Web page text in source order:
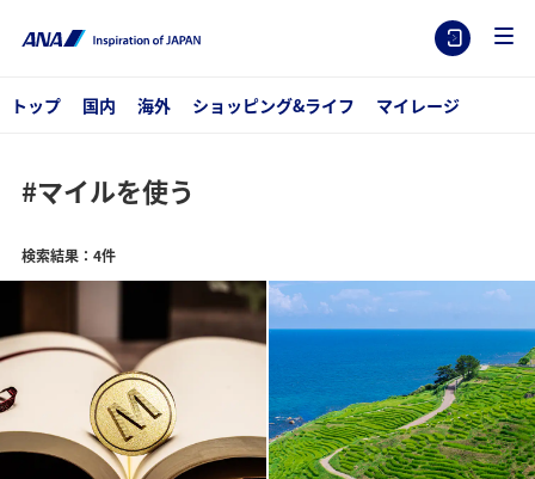
トップ 国内 海外 ショッピング&ライフ マイレージ
#マイルを使う
検索結果：4件